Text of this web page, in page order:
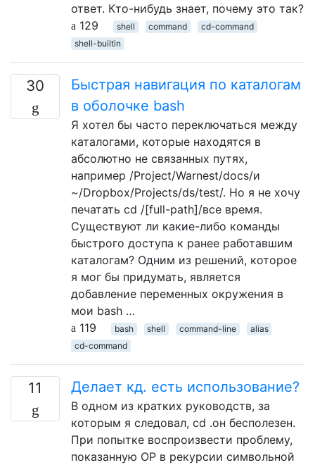
ответ. Кто-нибудь знает, почему это так?
129
shell command
cd-command
shell-builtin
30
Быстрая навигация по каталогам
в оболочке bash
Я хотел бы часто переключаться между
каталогами, которые находятся в
абсолютно не связанных путях,
например /Project/Warnest/docs/и
~/Dropbox/Projects/ds/test/. Но я не хочу
печатать cd /[full-path]/все время.
Существуют ли какие-либо команды
быстрого доступа к ранее работавшим
каталогам? Одним из решений, которое
я мог бы придумать, является
добавление переменных окружения в
мои bash …
119
bash shell command-line
alias
cd-command
11 Делает кд. есть использование?
В одном из кратких руководств, за
которым я следовал, cd .он бесполезен.
При попытке воспроизвести проблему,
показанную OP в рекурсии символьной